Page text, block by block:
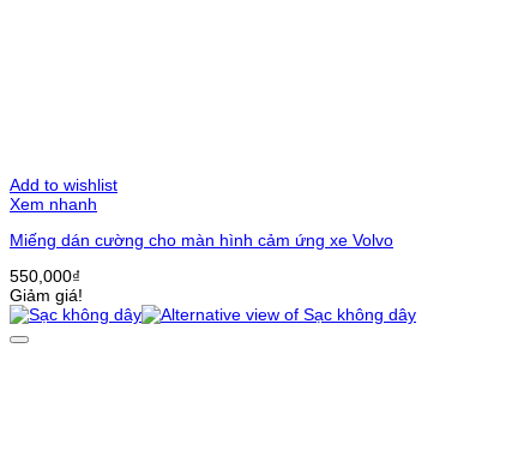
Add to wishlist
Xem nhanh
Miếng dán cường cho màn hình cảm ứng xe Volvo
550,000₫
Giảm giá!